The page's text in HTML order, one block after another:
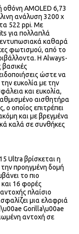
οθόνη AMOLED 6,73
ανάλυση 3200 x
522 ppi. Με
για πολλαπλά
καθαρά
φωτισμού, από το
Η Always-
ώστε να
ευκολία με την
και ευκολία,
αισθητήρα
οποίος επιτρέπει
και με βρεγμένα
καλά σε συνθήκες
Ultra βρίσκεται η
προηγμένη δομή
το πιο
16 φορές
πλαίσιο
μια ελαφριά
Gorilla\u00ae
αντοχή σε